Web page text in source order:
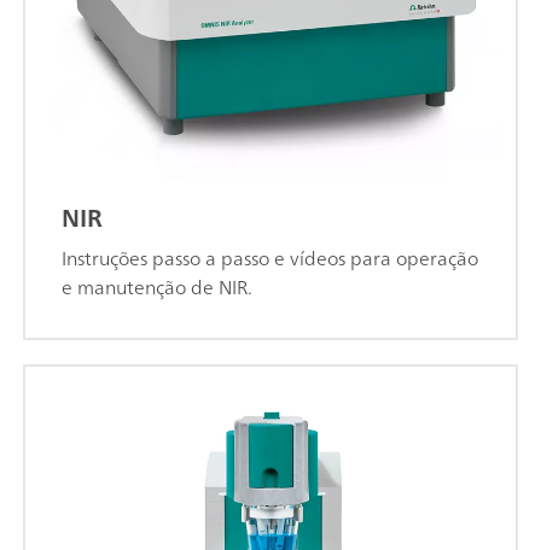
NIR
Instruções passo a passo e vídeos para operação
e manutenção de NIR.